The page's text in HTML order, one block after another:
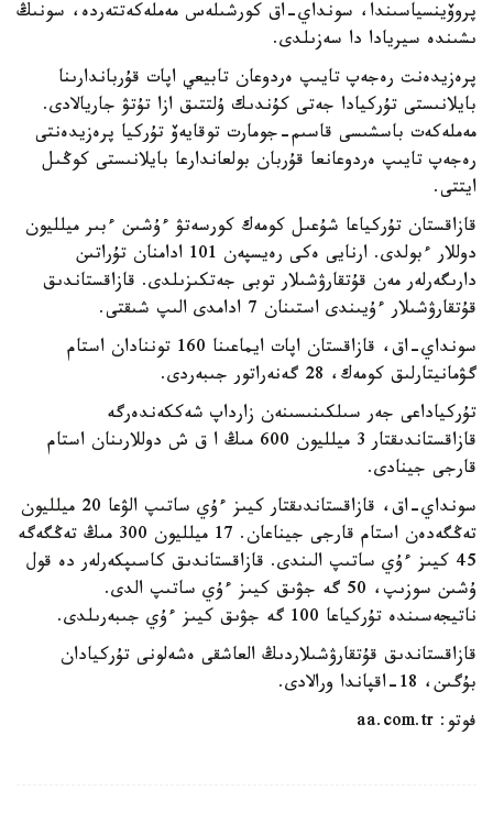
پروۆينسياسىندا، سونداي-اق كورشىلەس مەملەكەتتەردە، سونىڭ
ىشىندە سيريادا دا سەزىلدى.
پرەزيدەنت رەجەپ تايىپ ەردوعان تابيعي اپات قۇرباندارىنا
بايلانىستى تۇركيادا جەتى كۇندىك ۇلتتىق ازا تۇتۋ جاريالادى.
مەملەكەت باسشىسى قاسىم-جومارت توقايەۆ تۇركيا پرەزيدەنتى
رەجەپ تايىپ ەردوعانعا قۇربان بولعاندارعا بايلانىستى كوڭىل
ايتتى.
قازاقستان تۇركياعا شۇعىل كومەك كورسەتۋ ءۇشىن ءبىر ميلليون
دوللار ءبولدى. ارنايى ەكى رەيسپەن 101 ادامنان تۇراتىن
دارىگەرلەر مەن قۇتقارۋشىلار توبى جەتكىزىلدى. قازاقستاندىق
قۇتقارۋشىلار ءۇيىندى استىنان 7 ادامدى الىپ شىقتى.
سونداي-اق، قازاقستان اپات ايماعىنا 160 توننادان استام
گۋمانيتارلىق كومەك، 28 گەنەراتور جىبەردى.
تۇركياداعى جەر سىلكىنىسىنەن زارداپ شەككەندەرگە
قازاقستاندىقتار 3 ميلليون 600 مىڭ ا ق ش دوللارىنان استام
قارجى جينادى.
سونداي-اق، قازاقستاندىقتار كيىز ءۇي ساتىپ الۋعا 20 ميلليون
تەڭگەدەن استام قارجى جيناعان. 17 ميلليون 300 مىڭ تەڭگەگە
45 كيىز ءۇي ساتىپ الىندى. قازاقستاندىق كاسىپكەرلەر دە قول
ۇشىن سوزىپ، 50 گە جۋىق كيىز ءۇي ساتىپ الدى.
ناتيجەسىندە تۇركياعا 100 گە جۋىق كيىز ءۇي جىبەرىلدى.
قازاقستاندىق قۇتقارۋشىلاردىڭ العاشقى ەشەلونى تۇركيادان
بۇگىن، 18-اقپاندا ورالادى.
فوتو: aa.com.tr